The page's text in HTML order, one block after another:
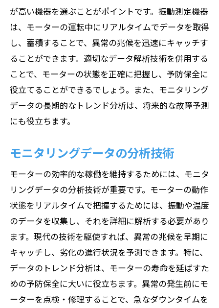
が高い機器を選ぶことがポイントです。振動測定機器
は、モーターの運転中にリアルタイムでデータを取得
し、蓄積することで、異常の兆候を迅速にキャッチす
ることができます。適切なデータ解析技術を併用する
ことで、モーターの状態を正確に把握し、予防保全に
役立てることができるでしょう。また、モニタリング
データの長期的なトレンド分析は、将来的な故障予測
にも役立ちます。
モニタリングデータの分析技術
モーターの効率的な稼働を維持するためには、モニタ
リングデータの分析技術が重要です。モーターの動作
状態をリアルタイムで把握するためには、振動や温度
のデータを収集し、それを詳細に解析する必要があり
ます。現代の技術を駆使すれば、異常の兆候を早期に
キャッチし、劣化の進行状況を予測できます。特に、
データのトレンド分析は、モーターの寿命を延ばすた
めの予防保全に大いに役立ちます。異常の発生前にモ
ーターを点検・修理することで、急なダウンタイムを